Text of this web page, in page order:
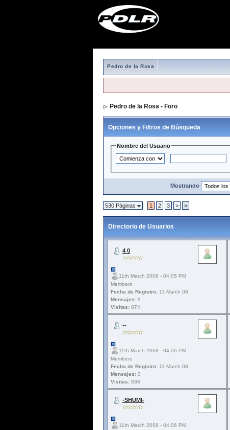
Pedro de la Rosa
Pedro de la Rosa - Foro
Opciones y Filtros de Búsqueda
Nombre del Usuario
Mostrando
530 Páginas 1 2 3 > »
Directorio de Usuarios
4 0
11th March 2008 - 04:05 PM
Members
Fecha de Registro: 11-March 08
Mensajes: 9
Visitas: 874
--
11th March 2008 - 04:06 PM
Members
Fecha de Registro: 11-March 08
Mensajes: 0
Visitas: 836
-SHUMI-
11th March 2008 - 04:06 PM